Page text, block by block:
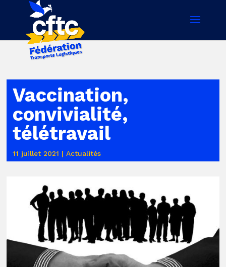
Vaccination,
convivialité,
télétravail
11 juillet 2021 |Actualités